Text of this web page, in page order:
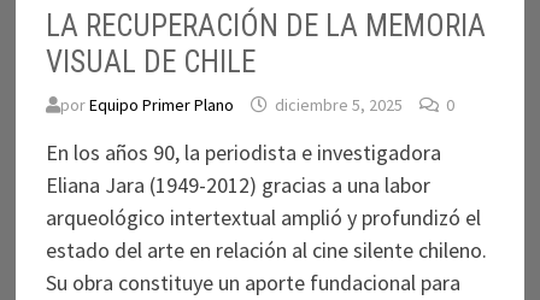
LA RECUPERACIÓN DE LA MEMORIA
VISUAL DE CHILE
porEquipo Primer Plano diciembre 5, 2025 0
En los años 90, la periodista e investigadora
Eliana Jara (1949-2012) gracias a una labor
arqueológico intertextual amplió y profundizó el
estado del arte en relación al cine silente chileno.
Su obra constituye un aporte fundacional para